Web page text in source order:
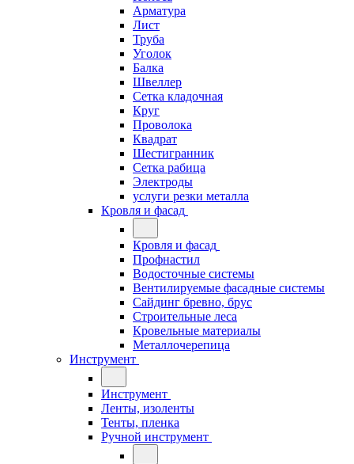
Арматура
Лист
Труба
Уголок
Балка
Швеллер
Сетка кладочная
Круг
Проволока
Квадрат
Шестигранник
Сетка рабица
Электроды
услуги резки металла
Кровля и фасад
Кровля и фасад
Профнастил
Водосточные системы
Вентилируемые фасадные системы
Сайдинг бревно, брус
Строительные леса
Кровельные материалы
Металлочерепица
Инструмент
Инструмент
Ленты, изоленты
Тенты, пленка
Ручной инструмент